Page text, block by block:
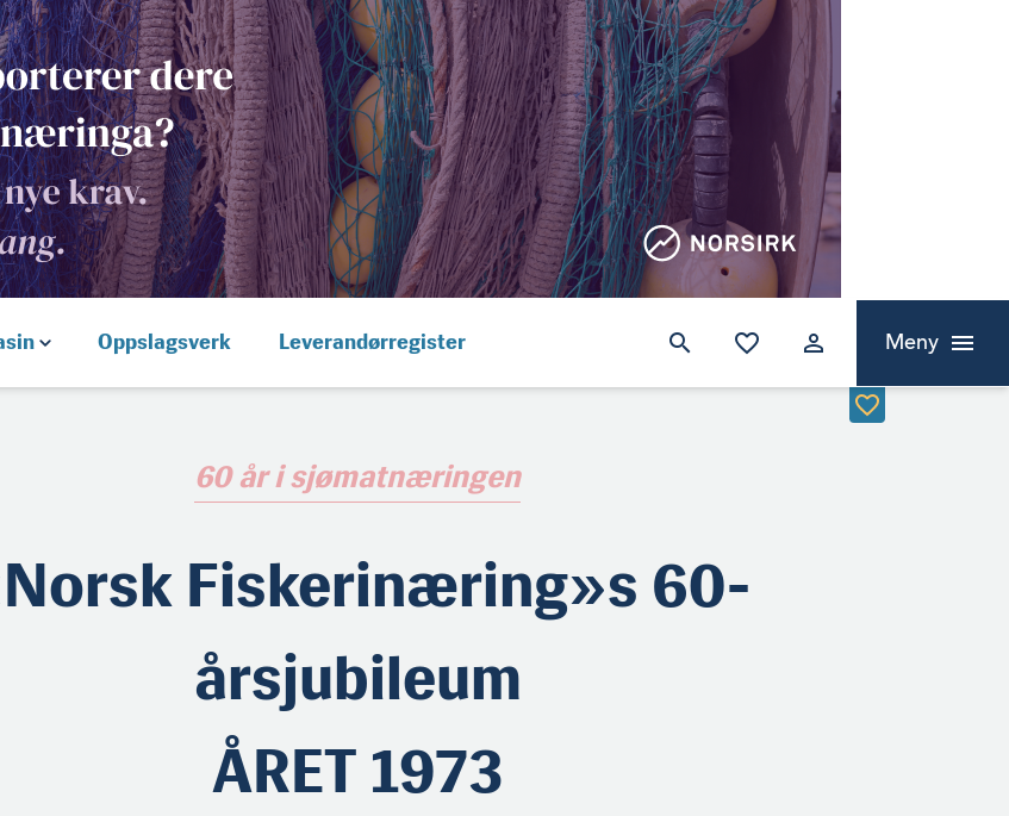
Oppslagsverk Leverandørregister Meny
60 år i sjømatnæringen
Fiskerinæring»s 60-
årsjubileum
ÅRET 1973